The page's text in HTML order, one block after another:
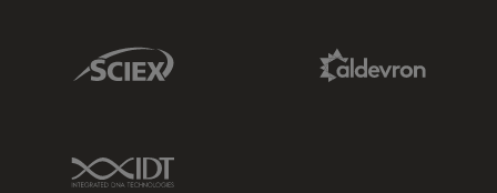
Sciex Link
IDT Link